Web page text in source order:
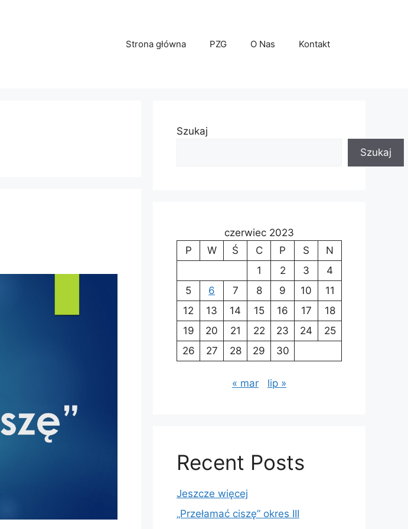
Strona główna PZG O Nas Kontakt
Szukaj
Szukaj
czerwiec 2023
P
W Ś C P S
N
1
2 3
4
5
6 7 8 9 10
11
12
13 14 15 16 17
18
19
20 21 22 23 24
25
26
27 28 29 30
« mar lip »
Recent Posts
Jeszcze więcej
„Przełamać ciszę” okres III